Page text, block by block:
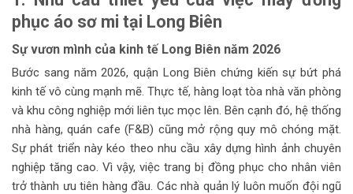
phục áo sơ mi tại Long Biên
Sự vươn mình của kinh tế Long Biên năm 2026
Bước sang năm 2026, quận Long Biên chứng kiến sự bứt phá
kinh tế vô cùng mạnh mẽ. Thực tế, hàng loạt tòa nhà văn phòng
và khu công nghiệp mới liên tục mọc lên. Bên cạnh đó, hệ thống
nhà hàng, quán cafe (F&B) cũng mở rộng quy mô chóng mặt.
Sự phát triển này kéo theo nhu cầu xây dựng hình ảnh chuyên
nghiệp tăng cao. Vì vậy, việc trang bị đồng phục cho nhân viên
trở thành ưu tiên hàng đầu. Các nhà quản lý luôn muốn đội ngũ